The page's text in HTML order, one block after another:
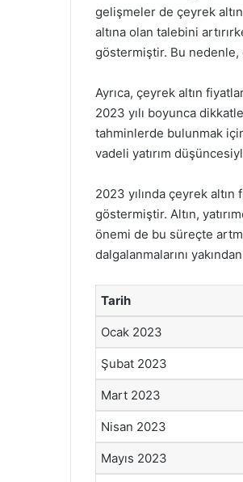
gelişmeler de çeyrek altın
altına olan talebini
göstermiştir. Bu nedenle,
Ayrıca, çeyrek altın
2023 yılı boyunca
tahminlerde bulunmak
vadeli yatırım
2023 yılında çeyrek
göstermiştir. Altın,
önemi de bu süreçte
dalgalanmalarını
Tarih
Ocak 2023
Şubat 2023
Mart 2023
Nisan 2023
Mayıs 2023